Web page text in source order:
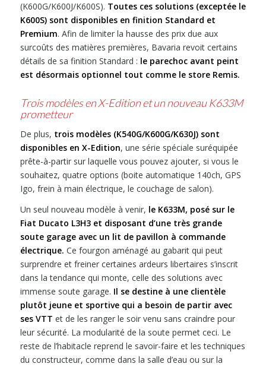
(K600G/K600J/K600S). Toutes ces solutions (exceptée le
K600S) sont disponibles en finition Standard et
Premium. Afin de limiter la hausse des prix due aux
surcoûts des matières premières, Bavaria revoit certains
détails de sa finition Standard : le parechoc avant peint
est désormais optionnel tout comme le store Remis.
Trois modèles en X-Edition et un nouveau K633M
prometteur
De plus, trois modèles (K540G/K600G/K630J) sont
disponibles en X-Edition, une série spéciale suréquipée
prête-à-partir sur laquelle vous pouvez ajouter, si vous le
souhaitez, quatre options (boite automatique 140ch, GPS
Igo, frein à main électrique, le couchage de salon).
Un seul nouveau modèle à venir, le K633M, posé sur le
Fiat Ducato L3H3 et disposant d’une très grande
soute garage avec un lit de pavillon à commande
électrique. Ce fourgon aménagé au gabarit qui peut
surprendre et freiner certaines ardeurs libertaires s’inscrit
dans la tendance qui monte, celle des solutions avec
immense soute garage. Il se destine à une clientèle
plutôt jeune et sportive qui a besoin de partir avec
ses VTT et de les ranger le soir venu sans craindre pour
leur sécurité. La modularité de la soute permet ceci. Le
reste de l’habitacle reprend le savoir-faire et les techniques
du constructeur, comme dans la salle d’eau ou sur la